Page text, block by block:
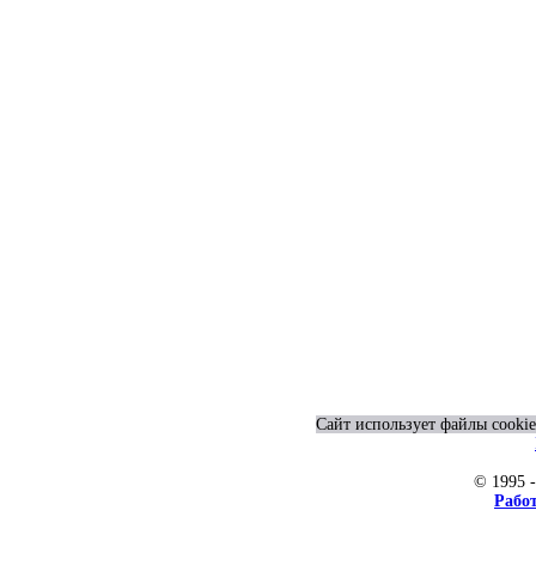
Сайт использует файлы
© 1995